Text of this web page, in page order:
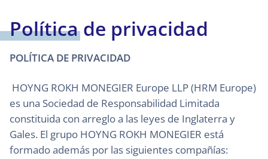
Política de privacidad
POLÍTICA DE PRIVACIDAD
HOYNG ROKH MONEGIER Europe LLP (HRM Europe)
es una Sociedad de Responsabilidad Limitada
constituida con arreglo a las leyes de Inglaterra y
Gales. El grupo HOYNG ROKH MONEGIER está
formado además por las siguientes compañías: